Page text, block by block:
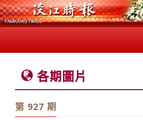
各期圖片
第 927 期